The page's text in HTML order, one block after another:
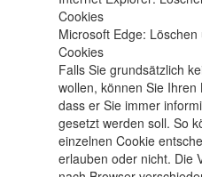
Cookies
Microsoft Edge:
Cookies
Falls Sie grundsätzlich
wollen, können Sie
dass er Sie immer
gesetzt werden soll. So
einzelnen Cookie
erlauben oder nicht. Die